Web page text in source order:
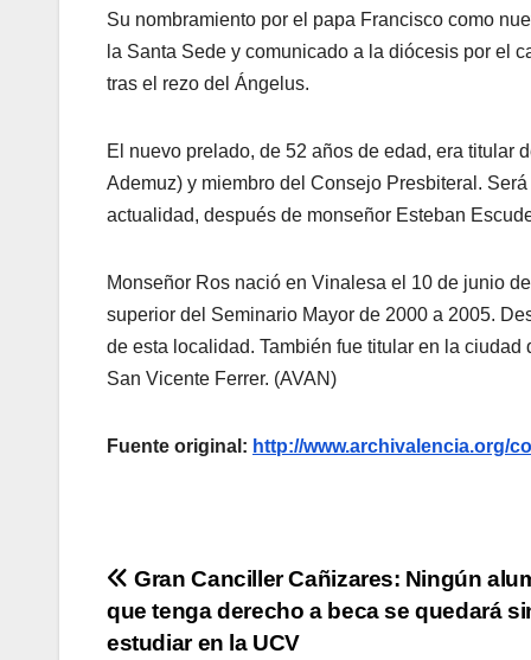
Su nombramiento por el papa Francisco como
la Santa Sede y comunicado a la diócesis por el
tras el rezo del Ángelus.
El nuevo prelado, de 52 años de edad, era titular
Ademuz) y miembro del Consejo Presbiteral.
actualidad, después de monseñor Esteban
Monseñor Ros nació en Vinalesa el 10 de junio
superior del Seminario Mayor de 2000 a 2005.
de esta localidad. También fue titular en la
San Vicente Ferrer. (AVAN)
Fuente original: http://www.archivalencia.org/
Navegación
de
Gran Canciller Cañizares: Ningún
que tenga derecho a beca se quedará
estudiar en la UCV